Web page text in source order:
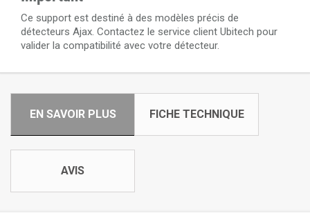
Ce support est destiné à des modèles précis de
détecteurs Ajax. Contactez le service client Ubitech pour
valider la compatibilité avec votre détecteur.
EN SAVOIR PLUS FICHE TECHNIQUE
AVIS